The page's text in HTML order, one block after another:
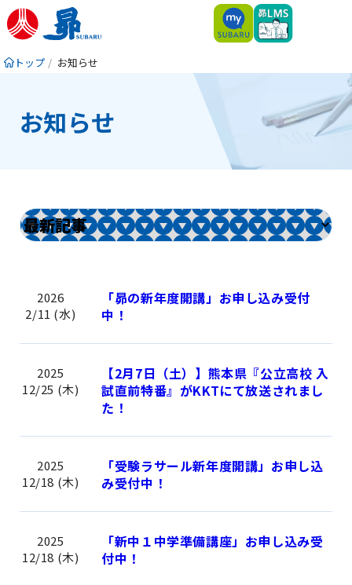
トップ お知らせ
お知らせ
2026
2/11 (水)
「昴の新年度開講」お申し込み受付
中！
2025
12/25 (木)
【2月7日（土）】熊本県『公立高校 入
試直前特番』がKKTにて放送されまし
た！
2025
12/18 (木)
「受験ラサール新年度開講」お申し込
み受付中！
2025
12/18 (木)
「新中１中学準備講座」お申し込み受
付中！